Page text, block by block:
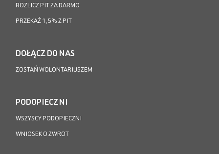
ROZLICZ PIT ZA DARMO
PRZEKAŻ 1,5% Z PIT
DOŁĄCZ DO NAS
ZOSTAŃ WOLONTARIUSZEM
PODOPIECZNI
WSZYSCY PODOPIECZNI
WNIOSEK O ZWROT